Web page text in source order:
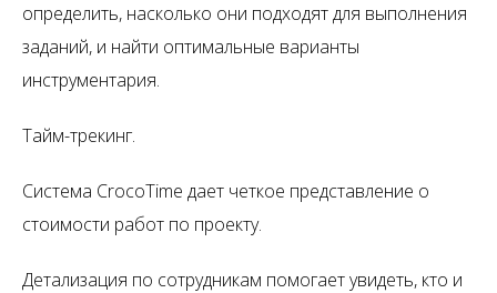
определить, насколько они подходят для выполнения
заданий, и найти оптимальные варианты
инструментария.
Тайм-трекинг.
Система CrocoTime дает четкое представление о
стоимости работ по проекту.
Детализация по сотрудникам помогает увидеть, кто и